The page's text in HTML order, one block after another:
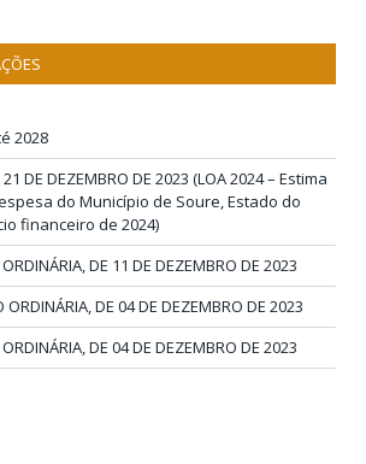
2028
DE DEZEMBRO DE 2023 (LOA 2024 – Estima
do Município de Soure, Estado do
financeiro de 2024)
DE 11 DE DEZEMBRO DE 2023
ORDINÁRIA, DE 04 DE DEZEMBRO DE 2023
DE 04 DE DEZEMBRO DE 2023